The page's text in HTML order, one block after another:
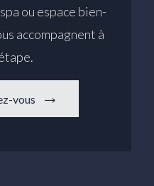
ou espace bien-
accompagnent à
vous